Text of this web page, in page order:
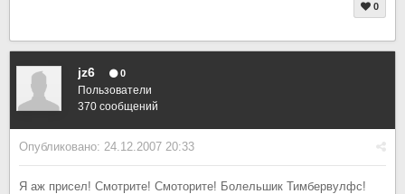
0
jz6 0
Пользователи
370 сообщений
Опубликовано: 24.12.2007 20:33
Я аж присел! Смотрите! Смоторите! Болельшик Тимбервулфс!